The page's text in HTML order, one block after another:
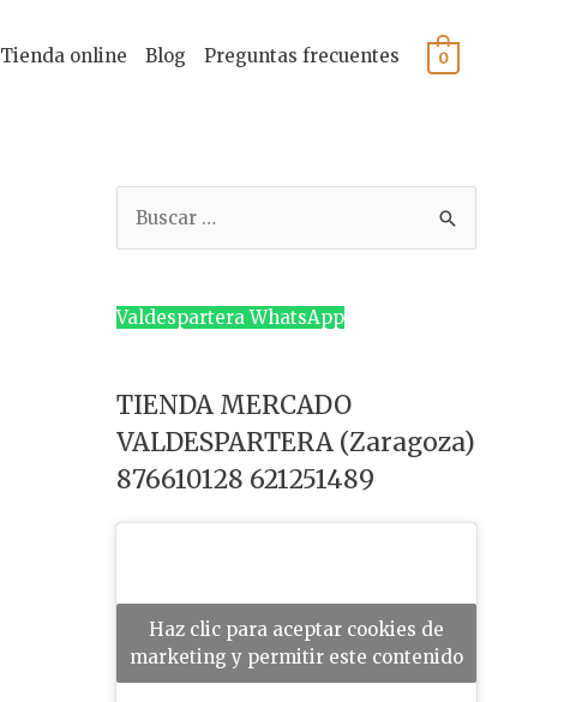
Tienda online Blog Preguntas frecuentes 0
c
p
o
r
:
Valdespartera WhatsApp
TIENDA MERCADO
VALDESPARTERA (Zaragoza)
876610128 621251489
Haz clic para aceptar cookies de
marketing y permitir este contenido